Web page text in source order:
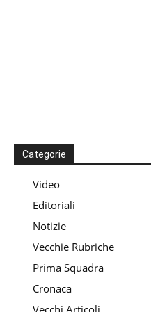
Categorie
Video
Editoriali
Notizie
Vecchie Rubriche
Prima Squadra
Cronaca